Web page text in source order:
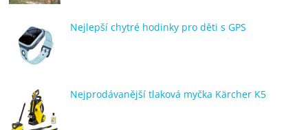
Nejlepší chytré hodinky pro děti s GPS
Nejprodávanější tlaková myčka Kärcher K5